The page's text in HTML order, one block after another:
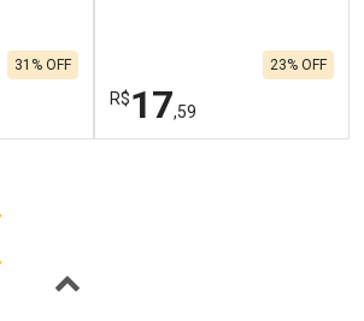
31% OFF
R$17,59
23% OFF